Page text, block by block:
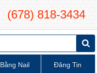
(678) 818-3434
Bằng Nail Đăng Tin